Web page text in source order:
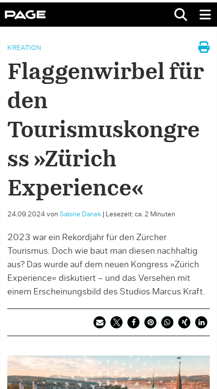
KREATION
Flaggenwirbel für
den
Tourismuskongre
ss »Zürich
Experience«
24.09.2024 von Sabine Danek Lesezeit: ca. 2 Minuten
2023 war ein Rekordjahr für den Zürcher
Tourismus. Doch wie baut man diesen nachhaltig
aus? Das wurde auf dem neuen Kongress »Zürich
Experience« diskutiert – und das Versehen mit
einem Erscheinungsbild des Studios Marcus Kraft.